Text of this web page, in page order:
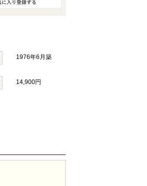
1976年6月築
14,900円